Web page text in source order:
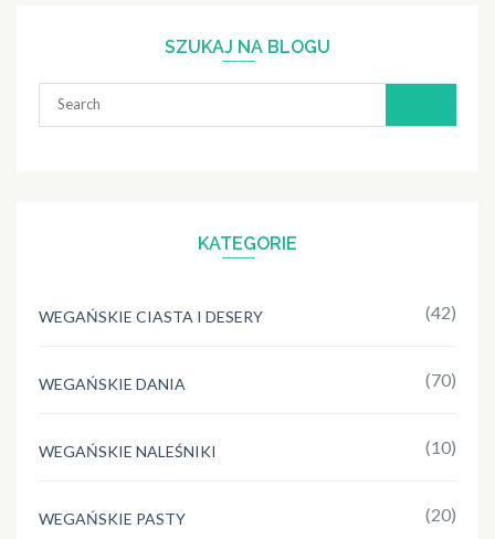
SZUKAJ NA BLOGU
for:
KATEGORIE
WEGAŃSKIE CIASTA I DESERY (42)
WEGAŃSKIE DANIA (70)
WEGAŃSKIE NALEŚNIKI (10)
WEGAŃSKIE PASTY (20)